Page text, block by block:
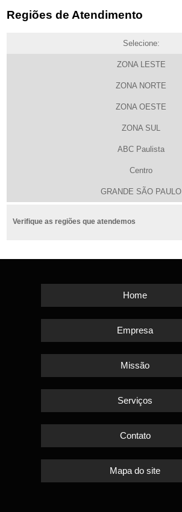
Regiões de Atendimento
Selecione:
ZONA LESTE
ZONA NORTE
ZONA OESTE
ZONA SUL
ABC Paulista
Centro
GRANDE SÃO PAULO
Verifique as regiões que atendemos
Home
Empresa
Missão
Serviços
Contato
Mapa do site